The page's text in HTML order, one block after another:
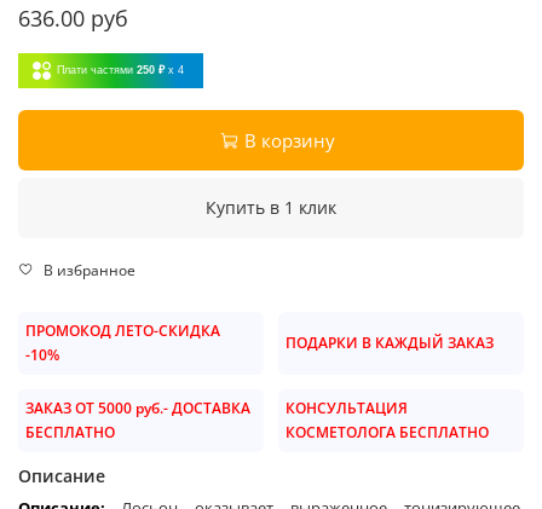
636.00 руб
Плати частями 250 ₽ x 4
В корзину
Купить в 1 клик
В избранное
ПРОМОКОД ЛЕТО-СКИДКА
-10%
ПОДАРКИ В КАЖДЫЙ ЗАКАЗ
ЗАКАЗ ОТ 5000 руб.- ДОСТАВКА
БЕСПЛАТНО
КОНСУЛЬТАЦИЯ
КОСМЕТОЛОГА БЕСПЛАТНО
Описание